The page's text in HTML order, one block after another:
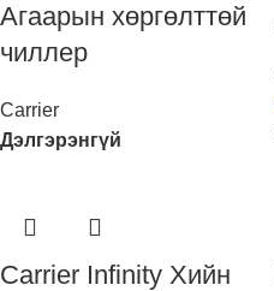
Агаарын хөргөлттөй
чиллер
Carrier
Дэлгэрэнгүй
Carrier Infinity Хийн